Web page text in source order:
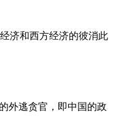
济和西方经济的彼消此
外逃贪官，即中国的政